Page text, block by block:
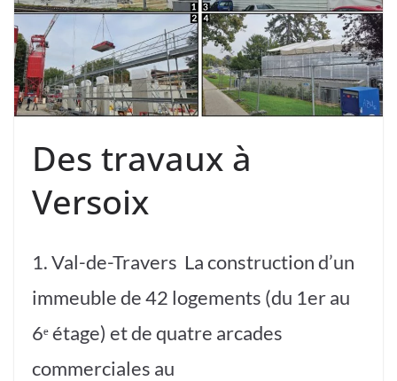
Des travaux à
Versoix
1. Val-de-Travers La construction d’un
immeuble de 42 logements (du 1er au
6ᵉ étage) et de quatre arcades
commerciales au